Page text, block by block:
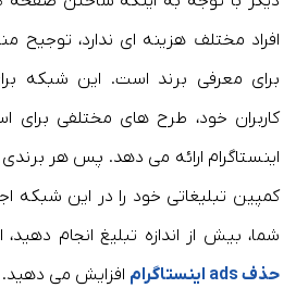
افراد مختلف هزینه ای ندارد، توجیح
برای معرفی برند است. این شبکه
کاربران خود، طرح های مختلفی برای
اینستاگرام ارائه می دهد. پس هر
کمپین تبلیغاتی خود را در این شبکه
شما، بیش از اندازه تبلیغ انجام دهید،
حذفads اینستاگرام افزایش می دهید.